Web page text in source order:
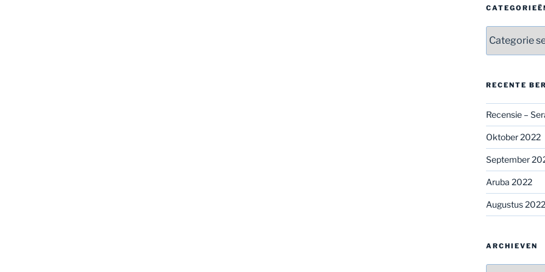
RECENTE
Recensie –
Oktober 2022
September
Aruba 2022
Augustus 2022
ARCHIEVEN